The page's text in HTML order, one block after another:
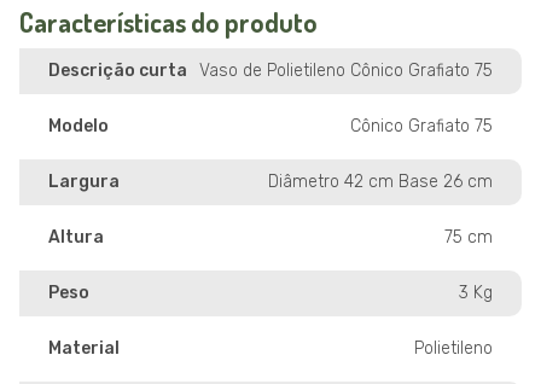
Características do produto
Descrição curta Vaso de Polietileno Cônico Grafiato 75
Modelo Cônico Grafiato 75
Largura Diâmetro 42 cm Base 26 cm
Altura 75 cm
Peso 3 Kg
Material Polietileno